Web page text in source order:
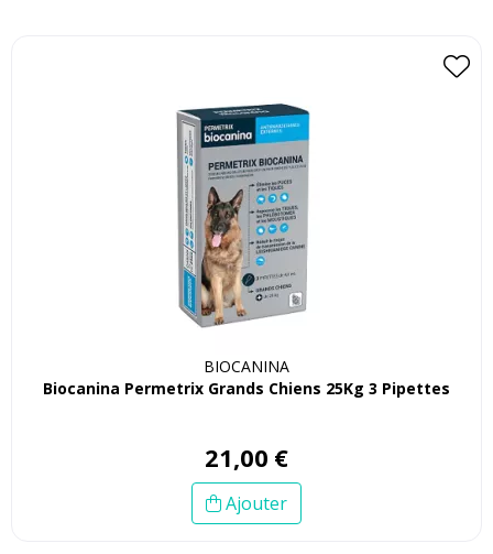
BIOCANINA
Biocanina Permetrix Grands Chiens 25Kg 3 Pipettes
21,00 €
Ajouter